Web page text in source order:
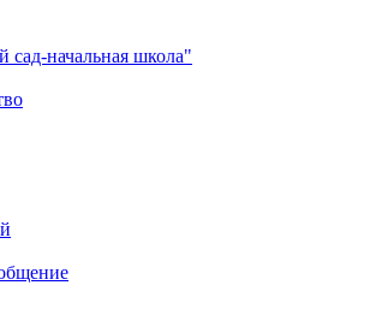
сад-начальная школа"